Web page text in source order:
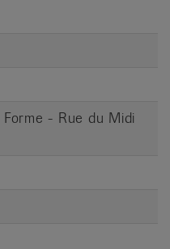
- Rue du Midi